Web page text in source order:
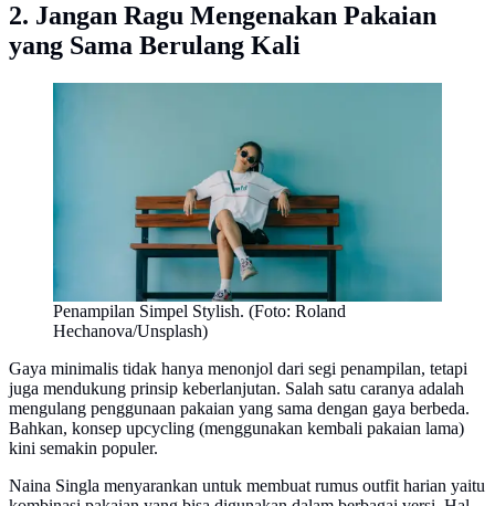
2. Jangan Ragu Mengenakan Pakaian
yang Sama Berulang Kali
Penampilan Simpel Stylish. (Foto: Roland
Hechanova/Unsplash)
Gaya minimalis tidak hanya menonjol dari segi penampilan, tetapi
juga mendukung prinsip keberlanjutan. Salah satu caranya adalah
mengulang penggunaan pakaian yang sama dengan gaya berbeda.
Bahkan, konsep upcycling (menggunakan kembali pakaian lama)
kini semakin populer.
Naina Singla menyarankan untuk membuat rumus outfit harian yaitu